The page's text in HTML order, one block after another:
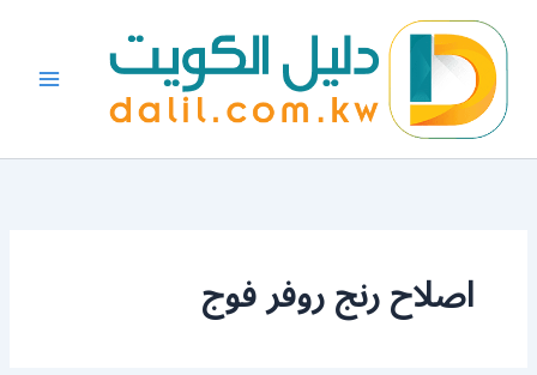
المحتوى
اصلاح رنج روفر فوج